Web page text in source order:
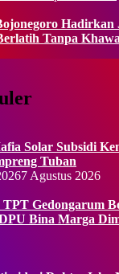
Hadirkan
Tanpa
Solar Subsidi
Tuban
7 Agustus 2026
TPT Gedongarum
Bina Marga